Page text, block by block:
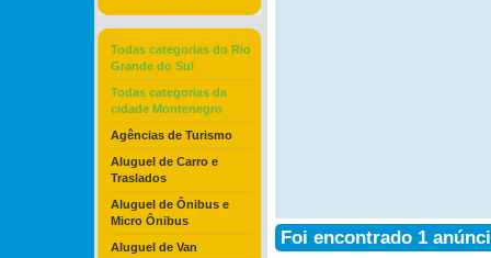
Todas categorias do Rio
Grande do Sul
Todas categorias da
cidade Montenegro
Agências de Turismo
Aluguel de Carro e
Traslados
Aluguel de Ônibus e
Micro Ônibus
Aluguel de Van
Foi encontrado 1